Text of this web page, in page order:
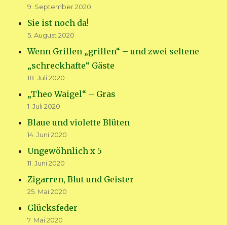
9. September 2020
Sie ist noch da!
5. August 2020
Wenn Grillen „grillen“ – und zwei seltene
„schreckhafte“ Gäste
18. Juli 2020
„Theo Waigel“ – Gras
1. Juli 2020
Blaue und violette Blüten
14. Juni 2020
Ungewöhnlich x 5
11. Juni 2020
Zigarren, Blut und Geister
25. Mai 2020
Glücksfeder
7. Mai 2020